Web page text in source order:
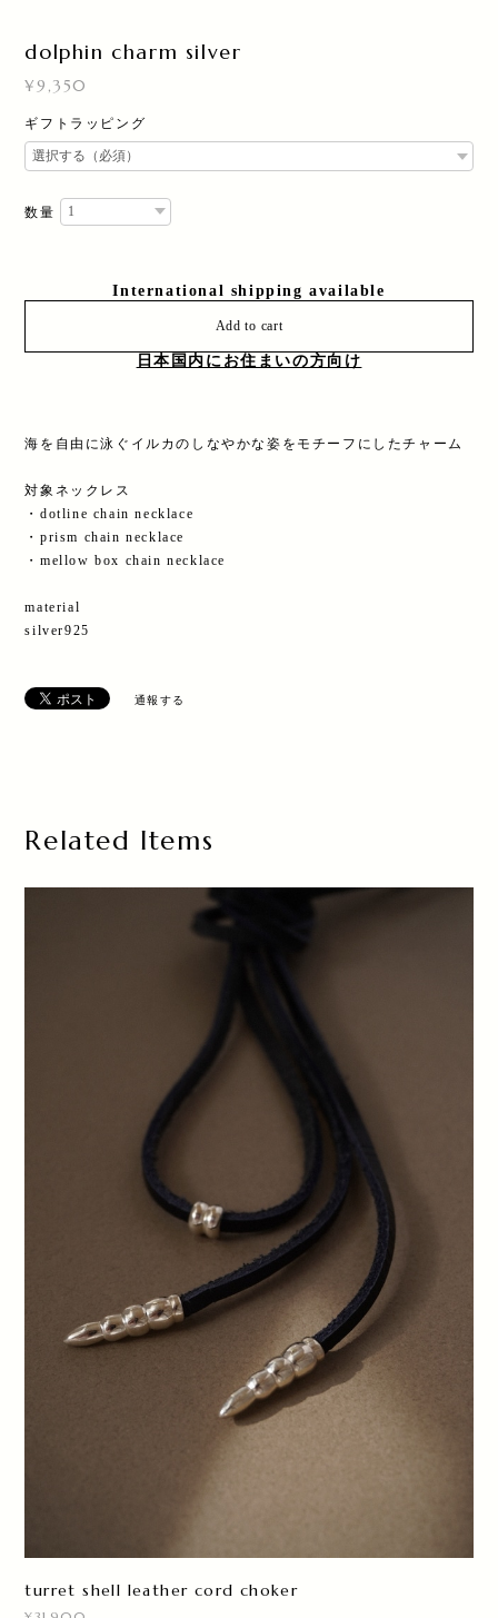
dolphin charm silver
¥9,350
ギフトラッピング
数量
International shipping available
Add to cart
日本国内にお住まいの方向け
海を自由に泳ぐイルカのしなやかな姿をモチーフにしたチャーム
対象ネックレス
・dotline chain necklace
・prism chain necklace
・mellow box chain necklace
material
silver925
通報する
Related Items
turret shell leather cord choker